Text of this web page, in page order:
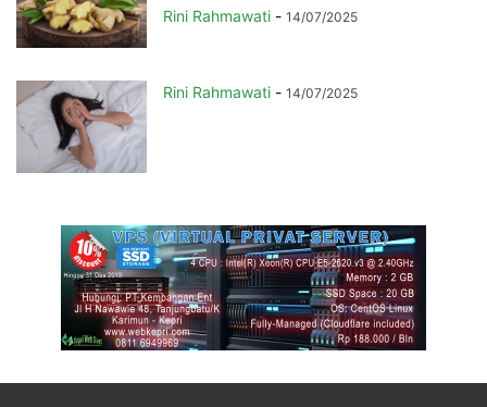
Rini Rahmawati - 14/07/2025
Rini Rahmawati - 14/07/2025